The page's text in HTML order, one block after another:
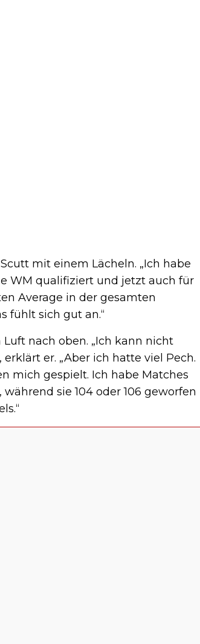
mit einem Lächeln. „Ich habe
WM qualifiziert und jetzt auch für
Average in der gesamten
fühlt sich gut an.“
nach oben. „Ich kann nicht
er. „Aber ich hatte viel Pech.
mich gespielt. Ich habe Matches
sie 104 oder 106 geworfen